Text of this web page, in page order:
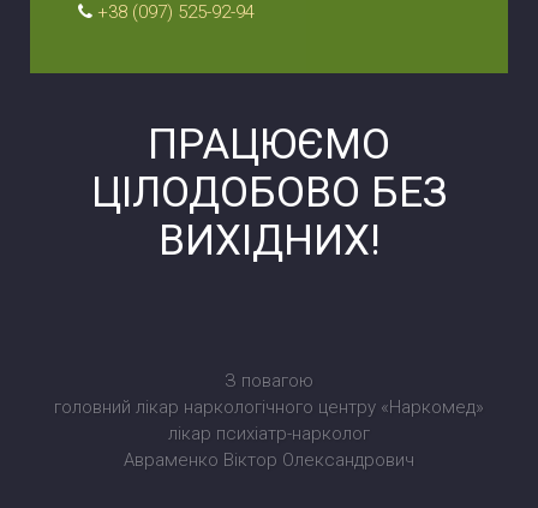
+38 (097) 525-92-94
ПРАЦЮЄМО
ЦІЛОДОБОВО БЕЗ
ВИХІДНИХ!
З повагою
головний лікар наркологічного центру «Наркомед»
лікар психіатр-нарколог
Авраменко Віктор Олександрович